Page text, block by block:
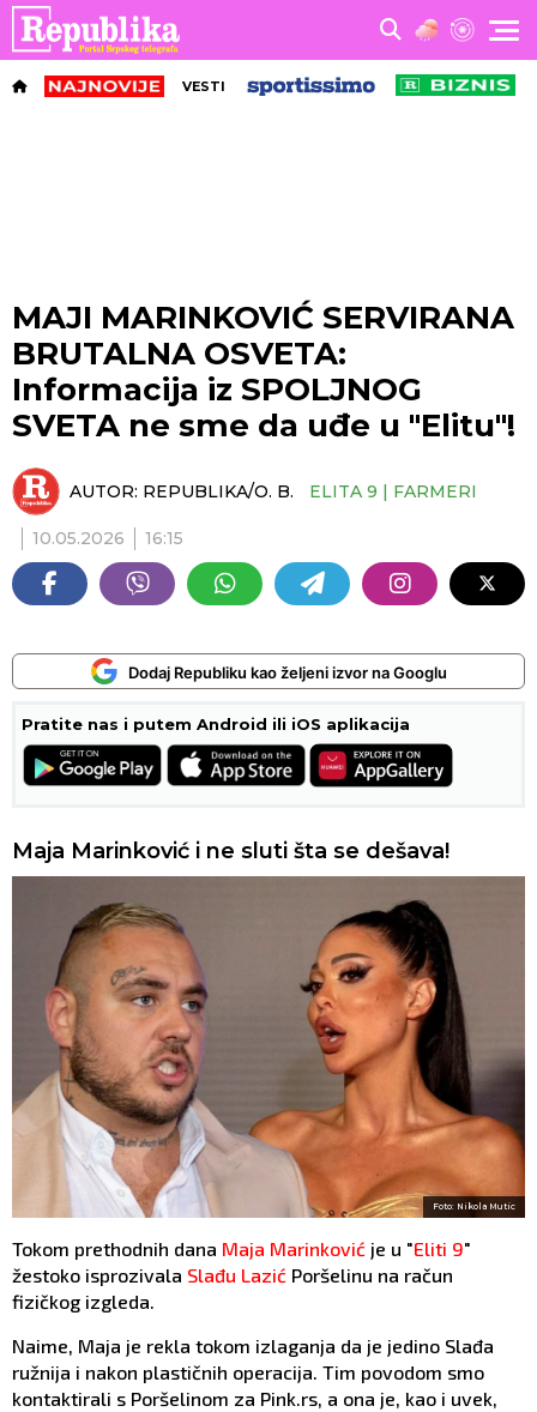
VESTI
MAJI MARINKOVIĆ SERVIRANA
BRUTALNA OSVETA:
Informacija iz SPOLJNOG
SVETA ne sme da uđe u "Elitu"!
AUTOR: REPUBLIKA/O. B. ELITA 9 | FARMERI
10.05.2026 16:15
Dodaj Republiku kao željeni izvor na Googlu
Pratite nas i putem Android ili iOS aplikacija
Maja Marinković i ne sluti šta se dešava!
Foto: Nikola Mutic
Tokom prethodnih dana Maja Marinković je u "Eliti 9"
žestoko isprozivala Slađu Lazić Poršelinu na račun
fizičkog izgleda.
Naime, Maja je rekla tokom izlaganja da je jedino Slađa
ružnija i nakon plastičnih operacija. Tim povodom smo
kontaktirali s Poršelinom za Pink.rs, a ona je, kao i uvek,